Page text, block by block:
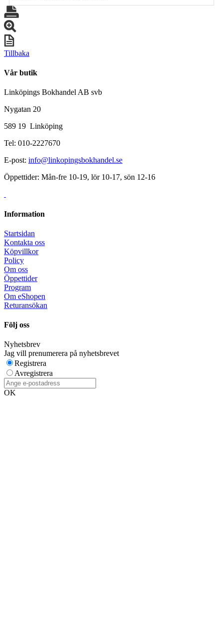
Tillbaka
Vår butik
Linköpings Bokhandel AB svb
Nygatan 20
589 19 Linköping
Tel: 010-2227670
E-post: info@linkopingsbokhandel.se
Öppettider: Mån-fre 10-19, lör 10-17, sön 12-16
Information
Startsidan
Kontakta oss
Köpvillkor
Policy
Om oss
Öppettider
Program
Om eShopen
Returansökan
Följ oss
Nyhetsbrev
Jag vill prenumerera på nyhetsbrevet
Registrera
Avregistrera
OK